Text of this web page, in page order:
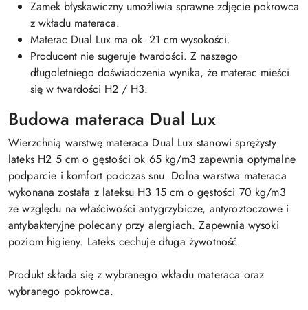
Zamek błyskawiczny umożliwia sprawne zdjęcie pokrowca
z wkładu materaca.
Materac Dual Lux ma ok. 21 cm wysokości.
Producent nie sugeruje twardości. Z naszego
długoletniego doświadczenia wynika, że materac mieści
się w twardości H2 / H3.
Budowa materaca Dual Lux
Wierzchnią warstwę materaca Dual Lux stanowi sprężysty
lateks H2 5 cm o gęstości ok 65 kg/m3 zapewnia optymalne
podparcie i komfort podczas snu. Dolna warstwa materaca
wykonana została z lateksu H3 15 cm o gęstości 70 kg/m3
ze względu na właściwości antygrzybicze, antyroztoczowe i
antybakteryjne polecany przy alergiach. Zapewnia wysoki
poziom higieny. Lateks cechuje długa żywotność.
Produkt składa się z wybranego wkładu materaca oraz
wybranego pokrowca.